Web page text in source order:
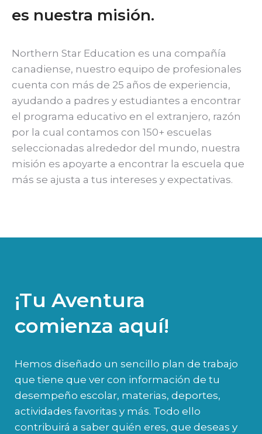
es nuestra misión.
Northern Star Education es una compañía
canadiense, nuestro equipo de profesionales
cuenta con más de 25 años de experiencia,
ayudando a padres y estudiantes a encontrar
el programa educativo en el extranjero, razón
por la cual contamos con 150+ escuelas
seleccionadas alrededor del mundo, nuestra
misión es apoyarte a encontrar la escuela que
más se ajusta a tus intereses y expectativas.
¡Tu Aventura
comienza aquí!
Hemos diseñado un sencillo plan de trabajo
que tiene que ver con información de tu
desempeño escolar, materias, deportes,
actividades favoritas y más. Todo ello
contribuirá a saber quién eres, que deseas y